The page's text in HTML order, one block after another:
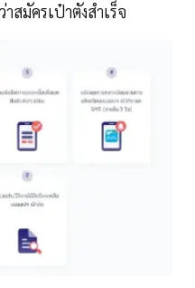
สมัครเป๋าตังสำเร็จ